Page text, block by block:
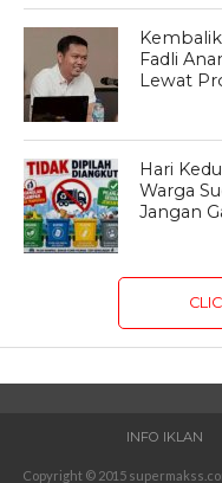
Fadli
Lewat
Hari
Warga
Jangan
INFO IKLAN
Copyright © 2015